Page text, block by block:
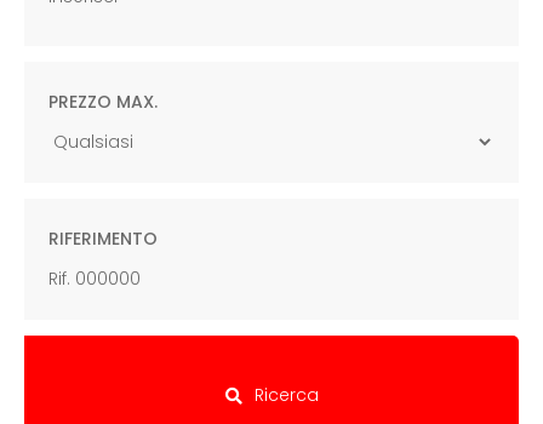
PREZZO MAX.
RIFERIMENTO
Ricerca